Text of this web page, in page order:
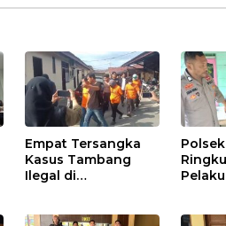
Empat Tersangka
Kasus Tambang
Ilegal di